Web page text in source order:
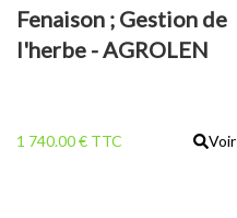
Fenaison ; Gestion de
l'herbe - AGROLEN
1 740.00 € TTC Voir